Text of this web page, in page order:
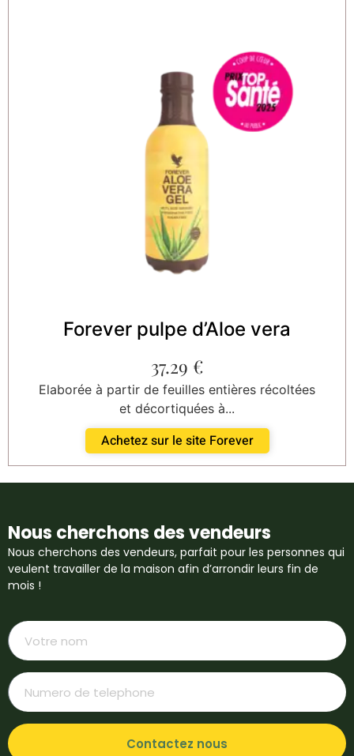
Forever pulpe d’Aloe vera
37.29 €
Elaborée à partir de feuilles entières récoltées
et décortiquées à...
Achetez sur le site Forever
Nous cherchons des vendeurs
Nous cherchons des vendeurs, parfait pour les personnes qui
veulent travailler de la maison afin d’arrondir leurs fin de
mois !
Contactez nous